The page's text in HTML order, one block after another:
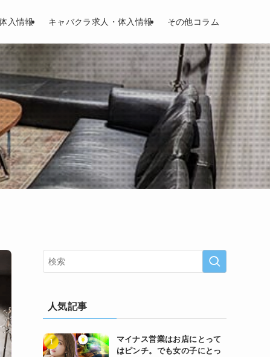
入情報 キャバクラ求人・体入情報 その他コラム
人気記事
マイナス営業はお店にとって
はピンチ。でも女の子にとっ